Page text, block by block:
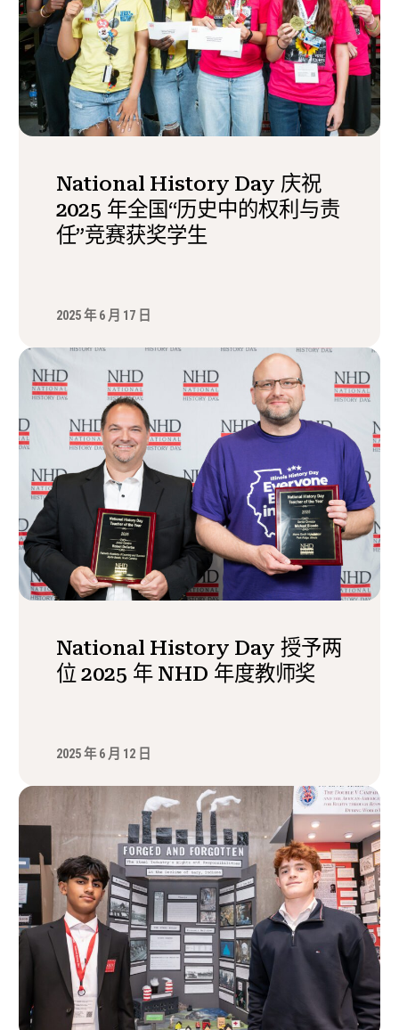
National History Day 庆祝
2025 年全国“历史中的权利与责
任”竞赛获奖学生
2025 年 6 月 17 日
National History Day 授予两
位 2025 年 NHD 年度教师奖
2025 年 6 月 12 日